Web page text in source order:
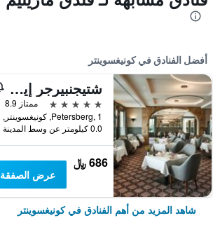
أفضل الفنادق في كونيغسوينتر
شتيجنبيرجر إيكون جراند هوتل آند سبا بيترسبيرج
5 نجوم
ممتاز 8.9
0.0 كيلومتر عن وسط المدينة
686 ﷼
عرض الصفقة
شاهد المزيد من أهم الفنادق في كونيغسوينتر